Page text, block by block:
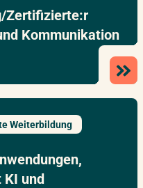
Zertifizierte:r
Kommunikation
Weiterbildung
KI und